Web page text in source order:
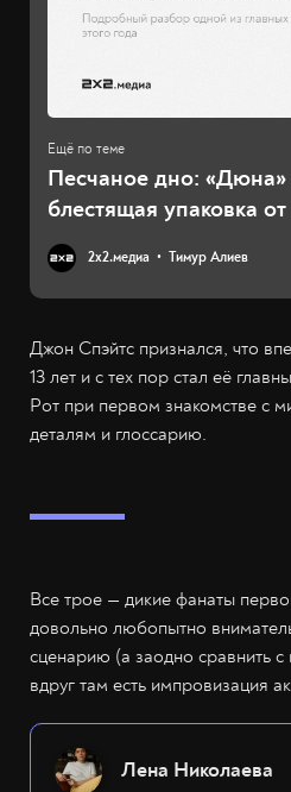
Песчаное дно:
блестящая упаковка
2х2.медиа Тимур Алиев
Джон Спэйтс признался, что
13 лет и с тех пор стал её
Рот при первом знакомстве с
деталям и глоссарию.
Все трое — дикие фанаты
довольно любопытно
сценарию (а заодно сравнить
вдруг там есть импровизация
Лена Николаева